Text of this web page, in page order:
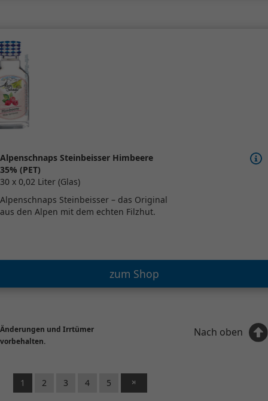
Alpenschnaps Steinbeisser Himbeere
35% (PET)
30 x 0,02 Liter (Glas)
Alpenschnaps Steinbeisser – das Original
aus den Alpen mit dem echten Filzhut.
zum Shop
Änderungen und Irrtümer
vorbehalten.
Nach oben
1 2 3 4 5